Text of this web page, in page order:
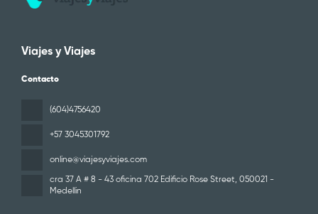
Viajes y Viajes
Contacto
(604)4756420
+57 3045301792
online@viajesyviajes.com
cra 37 A # 8 - 43 oficina 702 Edificio Rose Street, 050021 -
Medellin